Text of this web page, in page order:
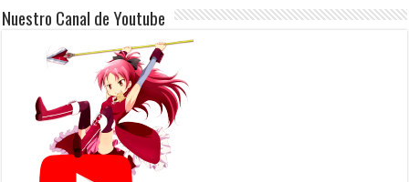
Nuestro Canal de Youtube